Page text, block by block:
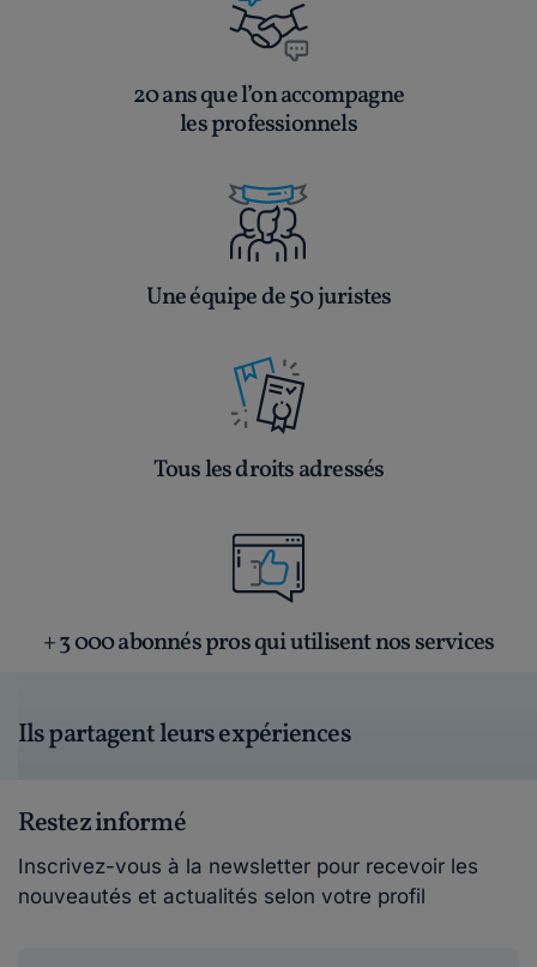
20 ans que l’on accompagne
les professionnels
Une équipe de 50 juristes
Tous les droits adressés
+ 3 000 abonnés pros qui utilisent nos services
Ils partagent leurs expériences
Restez informé
Inscrivez-vous à la newsletter pour recevoir les
nouveautés et actualités selon votre profil